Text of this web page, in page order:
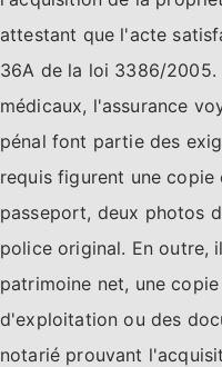
attestant que l'acte
36A de la loi 3386/
médicaux, l'assurance
pénal font partie des
requis figurent une
passeport, deux photos
police original. En outre,
patrimoine net, une
d'exploitation ou des
notarié prouvant